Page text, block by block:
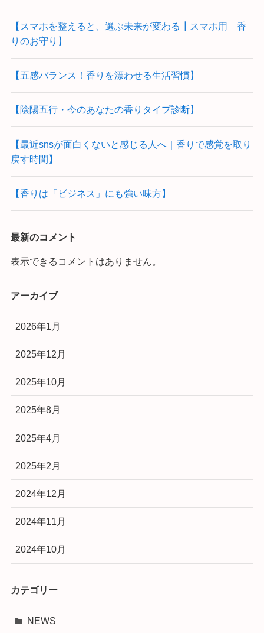
【スマホを整えると、選ぶ未来が変わる┃スマホ用 香
りのお守り】
【五感バランス！香りを漂わせる生活習慣】
【陰陽五行・今のあなたの香りタイプ診断】
【最近snsが面白くないと感じる人へ｜香りで感覚を取り
戻す時間】
【香りは「ビジネス」にも強い味方】
最新のコメント
表示できるコメントはありません。
アーカイブ
2026年1月
2025年12月
2025年10月
2025年8月
2025年4月
2025年2月
2024年12月
2024年11月
2024年10月
カテゴリー
NEWS